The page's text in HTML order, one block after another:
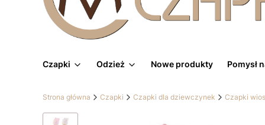
Czapki Odzież Nowe produkty Pomysł
Strona główna Czapki Czapki dla dziewczynek Czapki